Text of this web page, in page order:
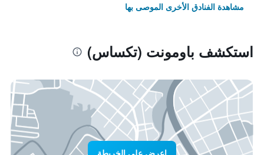
مشاهدة الفنادق الأخرى الموصى بها
استكشف باومونت (تكساس)
اعرض على الخريطة